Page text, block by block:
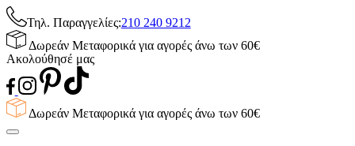
Τηλ. Παραγγελίες:210 240 9212
Δωρεάν Μεταφορικά για αγορές άνω των 60€
Ακολούθησέ μας
Δωρεάν Μεταφορικά για αγορές άνω των 60€